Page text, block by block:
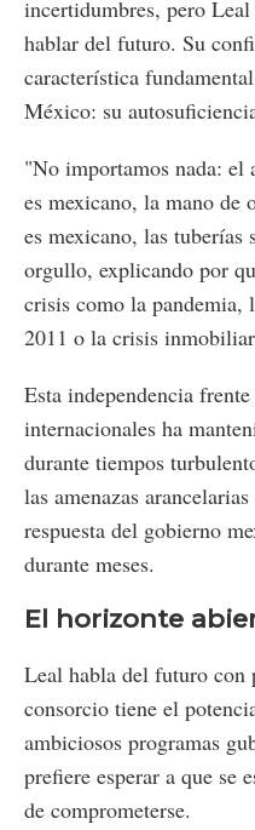
incertidumbres, pero
hablar del futuro. Su
característica
México: su
"No importamos nada: el
es mexicano, la mano de
es mexicano, las tuberías
orgullo, explicando por
crisis como la pandemia,
2011 o la crisis
Esta independencia
internacionales ha
durante tiempos
las amenazas
respuesta del gobierno
durante meses.
El horizonte
Leal habla del futuro con
consorcio tiene el
ambiciosos programas
prefiere esperar a que se
de comprometerse.